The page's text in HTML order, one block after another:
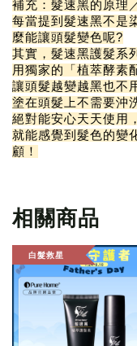
補充：髮速黑的原理
每當提到髮速黑不是
麼能讓頭髮變色呢?
其實，髮速黑護髮系
用獨家的「植萃酵素
讓頭髮越變越黑也不
塗在頭髮上不需要沖
絕對能安心天天使用
就能感覺到髮色的變
顧！
相關商品
白髮救星